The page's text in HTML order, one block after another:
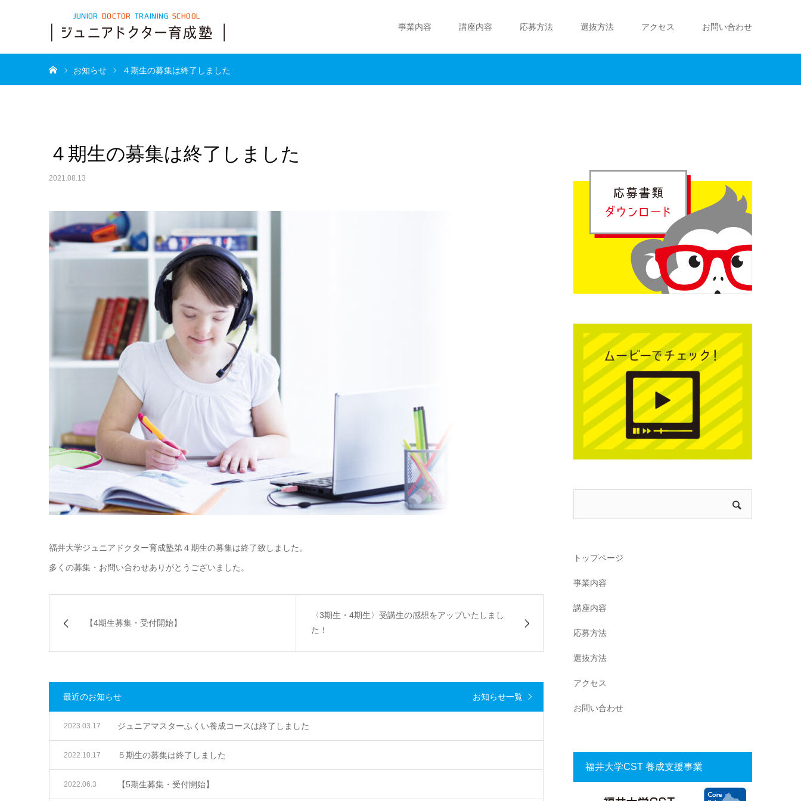
事業内容 講座内容 応募方法 選抜方法 アクセス お問い合わせ
お知らせ ４期生の募集は終了しました
４期生の募集は終了しました
2021.08.13
福井大学ジュニアドクター育成塾第４期生の募集は終了致しました。
多くの募集・お問い合わせありがとうございました。
【4期生募集・受付開始】
〈3期生・4期生〉受講生の感想をアップいたしまし
た！
最近のお知らせ お知らせ一覧
ジュニアマスターふくい養成コースは終了しました
2023.03.17
５期生の募集は終了しました
2022.10.17
【5期生募集・受付開始】
2022.06.3
トップページ
事業内容
講座内容
応募方法
選抜方法
アクセス
お問い合わせ
福井大学CST 養成支援事業